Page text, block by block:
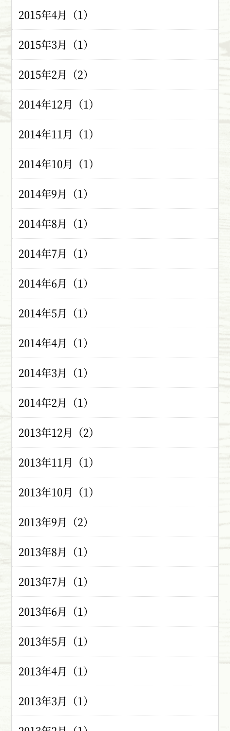
2015年4月（1）
2015年3月（1）
2015年2月（2）
2014年12月（1）
2014年11月（1）
2014年10月（1）
2014年9月（1）
2014年8月（1）
2014年7月（1）
2014年6月（1）
2014年5月（1）
2014年4月（1）
2014年3月（1）
2014年2月（1）
2013年12月（2）
2013年11月（1）
2013年10月（1）
2013年9月（2）
2013年8月（1）
2013年7月（1）
2013年6月（1）
2013年5月（1）
2013年4月（1）
2013年3月（1）